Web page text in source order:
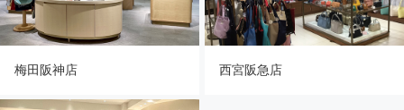
梅田阪神店 西宮阪急店